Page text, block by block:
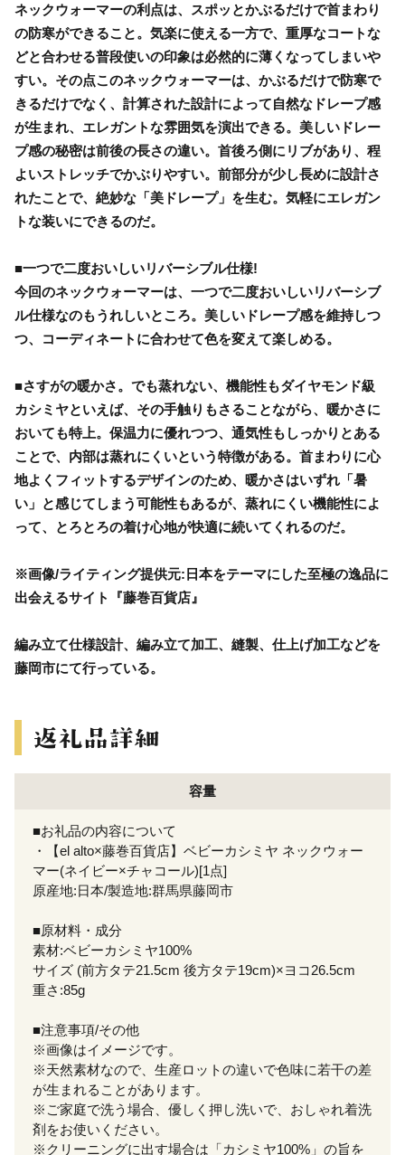
ネックウォーマーの利点は、スポッとかぶるだけで首まわり
の防寒ができること。気楽に使える一方で、重厚なコートな
どと合わせる普段使いの印象は必然的に薄くなってしまいや
すい。その点このネックウォーマーは、かぶるだけで防寒で
きるだけでなく、計算された設計によって自然なドレープ感
が生まれ、エレガントな雰囲気を演出できる。美しいドレー
プ感の秘密は前後の長さの違い。首後ろ側にリブがあり、程
よいストレッチでかぶりやすい。前部分が少し長めに設計さ
れたことで、絶妙な「美ドレープ」を生む。気軽にエレガン
トな装いにできるのだ。
■一つで二度おいしいリバーシブル仕様!
今回のネックウォーマーは、一つで二度おいしいリバーシブ
ル仕様なのもうれしいところ。美しいドレープ感を維持しつ
つ、コーディネートに合わせて色を変えて楽しめる。
■さすがの暖かさ。でも蒸れない、機能性もダイヤモンド級
カシミヤといえば、その手触りもさることながら、暖かさに
おいても特上。保温力に優れつつ、通気性もしっかりとある
ことで、内部は蒸れにくいという特徴がある。首まわりに心
地よくフィットするデザインのため、暖かさはいずれ「暑
い」と感じてしまう可能性もあるが、蒸れにくい機能性によ
って、とろとろの着け心地が快適に続いてくれるのだ。
※画像/ライティング提供元:日本をテーマにした至極の逸品に
出会えるサイト『藤巻百貨店』
編み立て仕様設計、編み立て加工、縫製、仕上げ加工などを
藤岡市にて行っている。
容量
■お礼品の内容について
・【el alto×藤巻百貨店】ベビーカシミヤ ネックウォー
マー(ネイビー×チャコール)[1点]
原産地:日本/製造地:群馬県藤岡市
■原材料・成分
素材:ベビーカシミヤ100%
サイズ (前方タテ21.5cm 後方タテ19cm)×ヨコ26.5cm
重さ:85g
■注意事項/その他
※画像はイメージです。
※天然素材なので、生産ロットの違いで色味に若干の差
が生まれることがあります。
※ご家庭で洗う場合、優しく押し洗いで、おしゃれ着洗
剤をお使いください。
※クリーニングに出す場合は「カシミヤ100%」の旨を